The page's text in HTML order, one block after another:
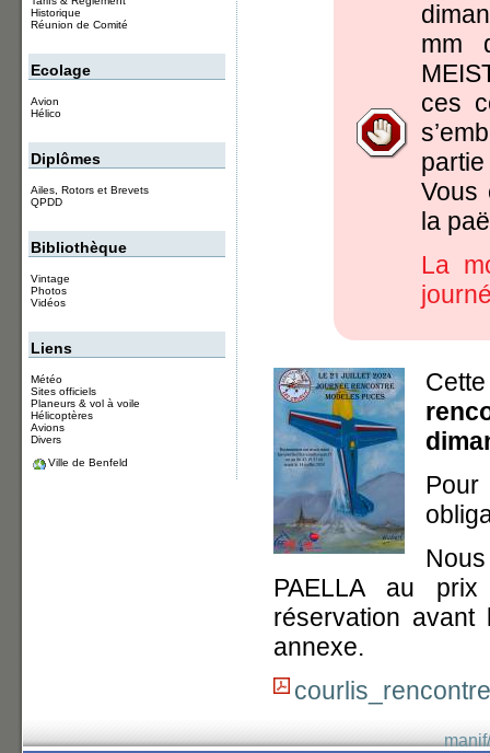
mm
ces
Vous
la
La
PAELLA au
réservation avant
annexe.
Historique
Réunion de Comité
Ecolage
Avion
Hélico
Diplômes
Ailes, Rotors et Brevets
QPDD
Bibliothèque
Vintage
Photos
Vidéos
Liens
Météo
Sites officiels
Planeurs & vol à voile
Hélicoptères
Avions
Divers
Ville de Benfeld